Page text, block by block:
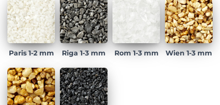
Paris 1-2 mm Riga 1-3 mm Rom 1-3 mm Wien 1-3 mm